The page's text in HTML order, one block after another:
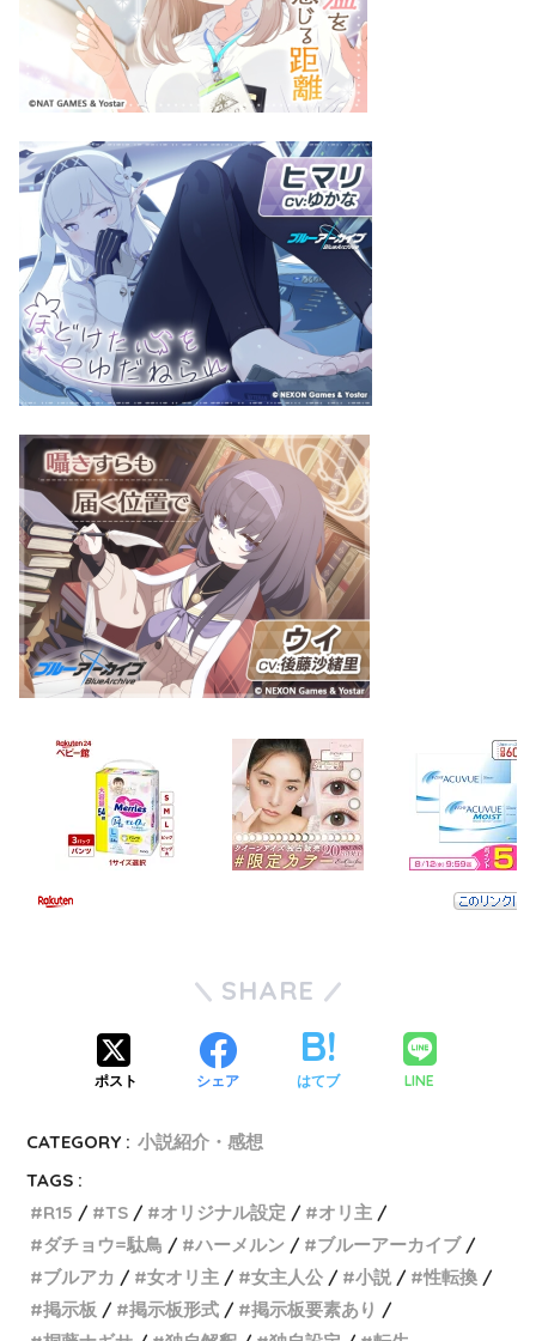
SHARE
ポスト シェア はてブ LINE
CATEGORY : 小説紹介・感想
TAGS :
R15
TS オリジナル設定
オリ主
ダチョウ=駄鳥
ハーメルン
ブルーアーカイブ
ブルアカ
女オリ主 女主人公 小説
性転換
掲示板
掲示板形式
掲示板要素あり